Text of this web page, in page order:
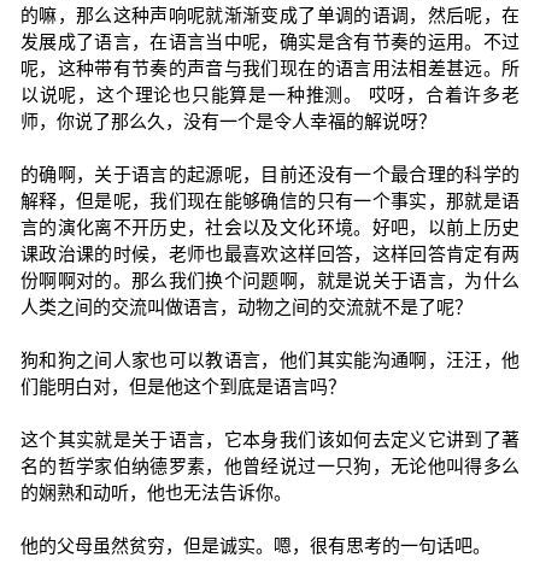
的嘛，那么这种声响呢就渐渐变成了单调的语调，然后呢，在
发展成了语言，在语言当中呢，确实是含有节奏的运用。不过
呢，这种带有节奏的声音与我们现在的语言用法相差甚远。所
以说呢，这个理论也只能算是一种推测。 哎呀，合着许多老
师，你说了那么久，没有一个是令人幸福的解说呀？
的确啊，关于语言的起源呢，目前还没有一个最合理的科学的
解释，但是呢，我们现在能够确信的只有一个事实，那就是语
言的演化离不开历史，社会以及文化环境。好吧，以前上历史
课政治课的时候，老师也最喜欢这样回答，这样回答肯定有两
份啊啊对的。那么我们换个问题啊，就是说关于语言，为什么
人类之间的交流叫做语言，动物之间的交流就不是了呢？
狗和狗之间人家也可以教语言，他们其实能沟通啊，汪汪，他
们能明白对，但是他这个到底是语言吗？
这个其实就是关于语言，它本身我们该如何去定义它讲到了著
名的哲学家伯纳德罗素，他曾经说过一只狗，无论他叫得多么
的娴熟和动听，他也无法告诉你。
他的父母虽然贫穷，但是诚实。嗯，很有思考的一句话吧。